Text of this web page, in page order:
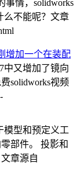
事情，solidworks
不能呢？ 文章
增加一个在装配
中又增加了镜向
solidworks视频
模型和预定义工
部件。 投影和
文章源自